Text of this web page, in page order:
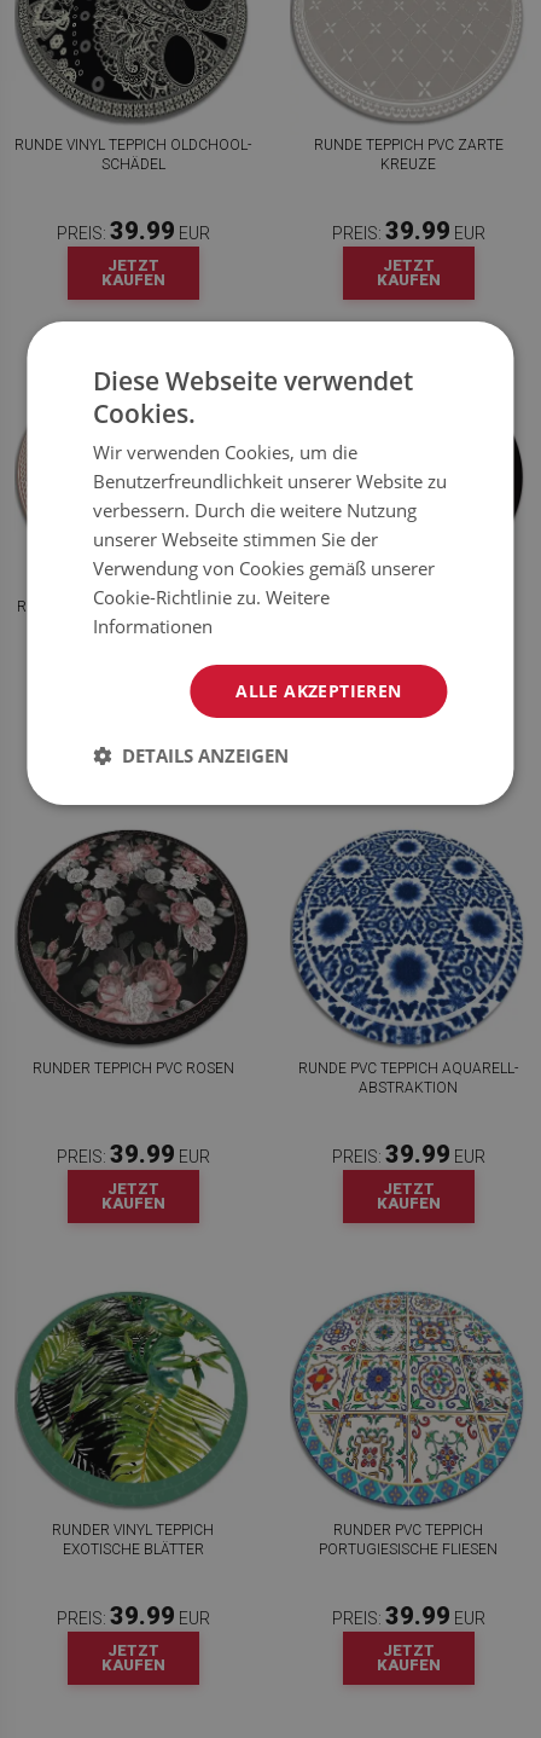
RUNDE VINYL TEPPICH OLDCHOOL-
SCHÄDEL
PREIS: 39.99 EUR
JETZT
KAUFEN
RUNDE TEPPICH PVC ZARTE
KREUZE
PREIS: 39.99 EUR
JETZT
KAUFEN
RUNDE PVC TEPPICH HAWAIISCHE
BLÄTTER
EUR PREIS:39.99
RUNDER TEPPICH PVC ROSEN
PREIS: 39.99 EUR
JETZT
KAUFEN
RUNDE PVC TEPPICH AQUARELL-
ABSTRAKTION
PREIS: 39.99 EUR
JETZT
KAUFEN
RUNDER VINYL TEPPICH
EXOTISCHE BLÄTTER
PREIS: 39.99 EUR
JETZT
KAUFEN
RUNDER PVC TEPPICH
PORTUGIESISCHE FLIESEN
PREIS: 39.99 EUR
JETZT
KAUFEN
Diese Webseite verwendet
Cookies.
Wir verwenden Cookies, um die
Benutzerfreundlichkeit unserer Website zu
verbessern. Durch die weitere Nutzung
unserer Webseite stimmen Sie der
Verwendung von Cookies gemäß unserer
Cookie-Richtlinie zu.Weitere
Informationen
ALLE AKZEPTIEREN
DETAILS ANZEIGEN